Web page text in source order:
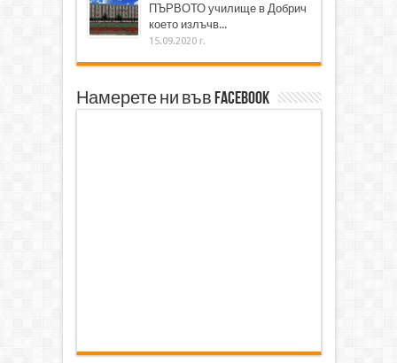
ПЪРВОТО училище в Добрич
което излъчв...
15.09.2020 г.
Намерете ни във Facebook